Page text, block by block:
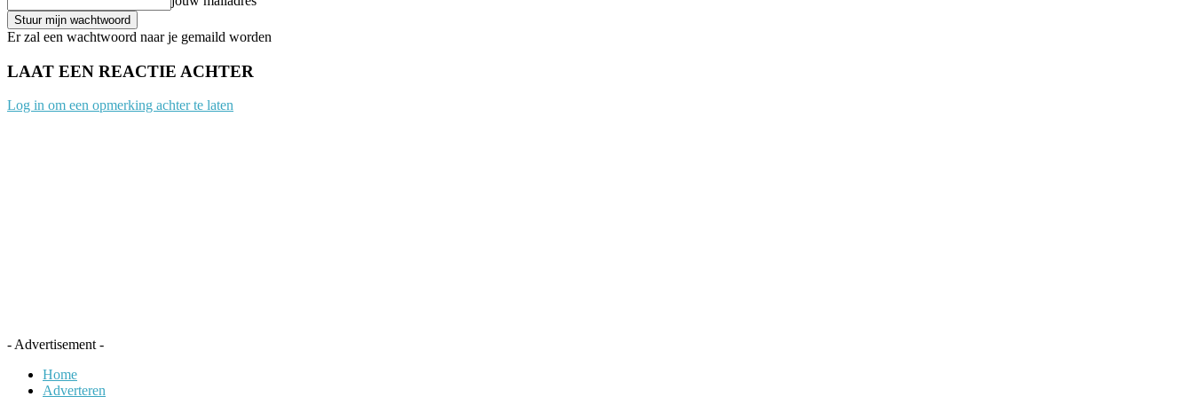
Er zal een wachtwoord naar je gemaild worden
LAAT EEN REACTIE ACHTER
Log in om een opmerking achter te laten
- Advertisement -
Home
Adverteren